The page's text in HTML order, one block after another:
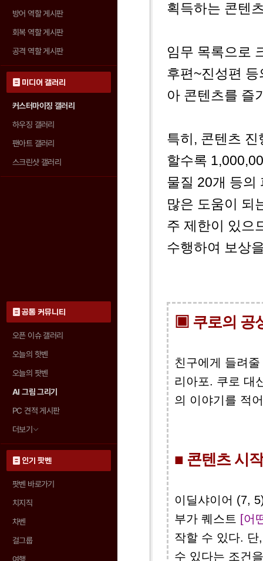
방어 역할 게시판
회복 역할 게시판
공격 역할 게시판
미디어 갤러리
커스터마이징 갤러리
하우징 갤러리
팬아트 갤러리
스크린샷 갤러리
공통 커뮤니티
오픈 이슈 갤러리
오늘의 핫벤
오늘의 팟벤
AI 그림 그리기
PC 견적 게시판
더보기
인기 팟벤
팟벤 바로가기
치지직
차벤
걸그룹
획득하는 콘텐
임무 목록으로
후편~진성편
아 콘텐츠를 즐
특히, 콘텐츠
할수록
물질 20개 등의
많은 도움이 되
주 제한이 있으
수행하여 보상
▣ 쿠로의 공
친구에게 들려
리아포. 쿠로 대
의 이야기를 적
■ 콘텐츠 시
이딜샤이어 (7,
부가 퀘스트 [어
작할 수 있다.
수 있다는 조건